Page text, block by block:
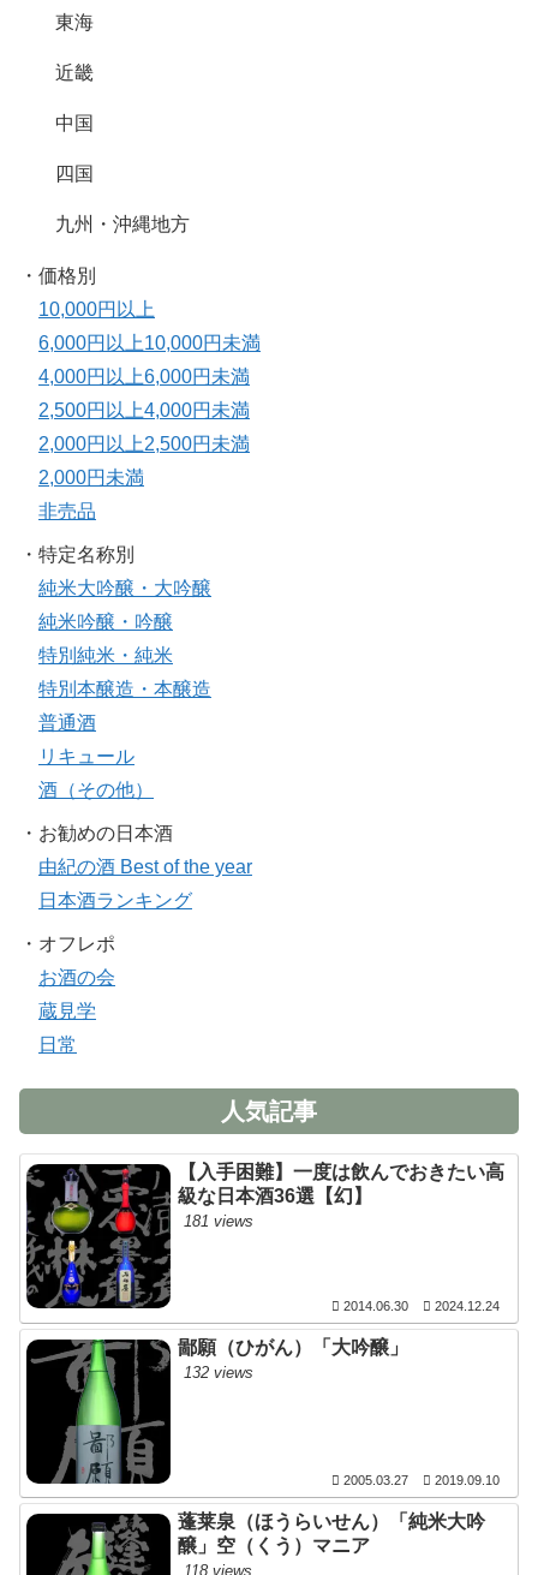
東海
近畿
中国
四国
九州・沖縄地方
・価格別
10,000円以上
6,000円以上10,000円未満
4,000円以上6,000円未満
2,500円以上4,000円未満
2,000円以上2,500円未満
2,000円未満
非売品
・特定名称別
純米大吟醸・大吟醸
純米吟醸・吟醸
特別純米・純米
特別本醸造・本醸造
普通酒
リキュール
酒（その他）
・お勧めの日本酒
由紀の酒 Best of the year
日本酒ランキング
・オフレポ
お酒の会
蔵見学
日常
人気記事
【入手困難】一度は飲んでおきたい高
級な日本酒36選【幻】
181 views
2014.06.30 2024.12.24
鄙願（ひがん）「大吟醸」
132 views
2005.03.27 2019.09.10
蓬莱泉（ほうらいせん）「純米大吟
醸」空（くう）マニア
118 views